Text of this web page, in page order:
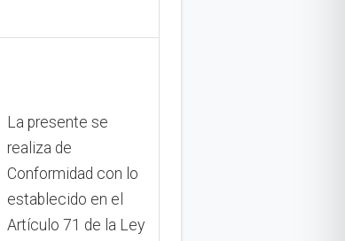
La presente se
realiza de
Conformidad con lo
establecido en el
Artículo 71 de la Ley